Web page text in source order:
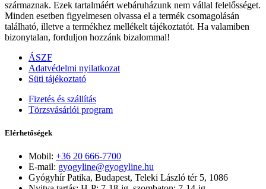
származnak. Ezek tartalmáért webáruházunk nem vállal felelősséget.
Minden esetben figyelmesen olvassa el a termék csomagolásán
található, illetve a termékhez mellékelt tájékoztatót. Ha valamiben
bizonytalan, forduljon hozzánk bizalommal!
ÁSZF
Adatvédelmi nyilatkozat
Süti tájékoztató
Fizetés és szállítás
Törzsvásárlói program
Elérhetőségek
Mobil: +36 20 666-7700
E-mail: gyogyline@gyogyline.hu
Gyógyhír Patika, Budapest, Teleki László tér 5, 1086